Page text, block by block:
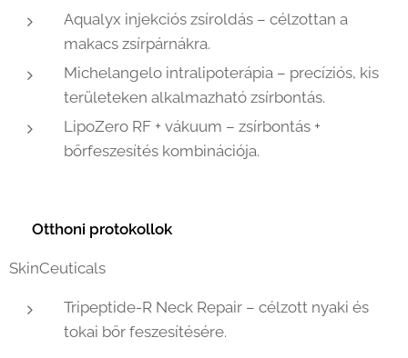
Aqualyx injekciós zsíroldás – célzottan a
makacs zsírpárnákra.
Michelangelo intralipoterápia – precíziós, kis
területeken alkalmazható zsírbontás.
LipoZero RF + vákuum – zsírbontás +
bőrfeszesítés kombinációja.
Otthoni protokollok
SkinCeuticals
Tripeptide-R Neck Repair – célzott nyaki és
tokai bőr feszesítésére.